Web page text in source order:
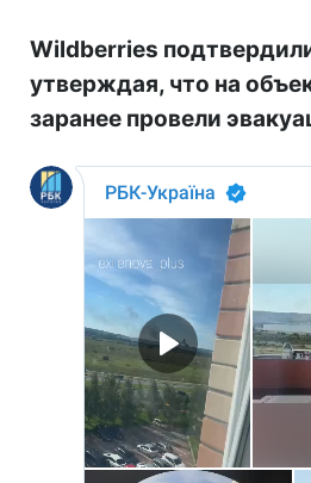
Wildberries
утверждая, что на
заранее провели